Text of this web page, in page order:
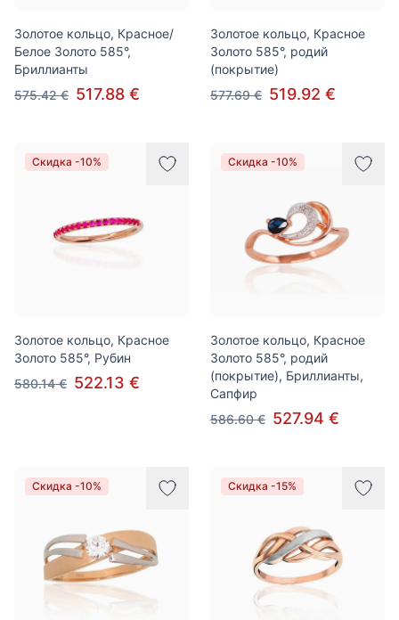
Золотое кольцо, Красное/
Белое Золото 585°,
Бриллианты
575.42 € 517.88 €
Золотое кольцо, Красное
Золото 585°, родий
(покрытие)
577.69 € 519.92 €
Скидка -10%
Золотое кольцо, Красное
Золото 585°, Рубин
580.14 € 522.13 €
Скидка -10%
Золотое кольцо, Красное
Золото 585°, родий
(покрытие), Бриллианты,
Сапфир
586.60 € 527.94 €
Скидка -10% Скидка -15%